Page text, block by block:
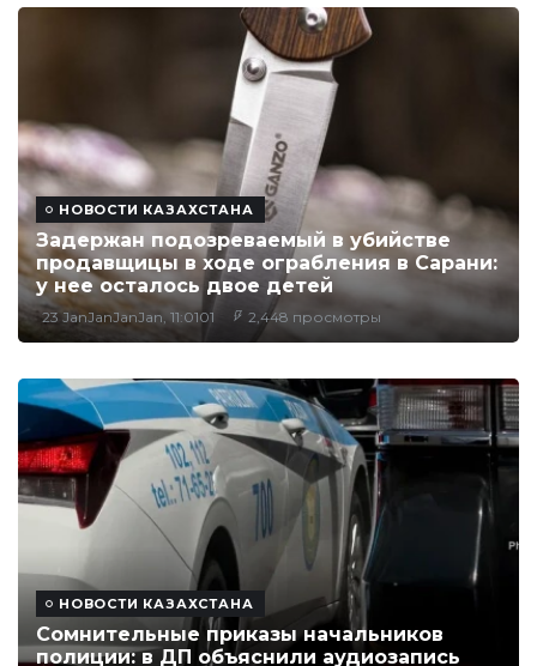
НОВОСТИ КАЗАХСТАНА
Задержан подозреваемый в убийстве
продавщицы в ходе ограбления в Сарани:
у нее осталось двое детей
23 JanJanJanJan, 11:0101 2,448 просмотры
НОВОСТИ КАЗАХСТАНА
Сомнительные приказы начальников
полиции: в ДП объяснили аудиозапись